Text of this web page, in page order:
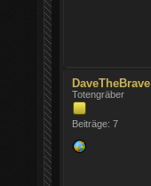
DaveTheBrave
Totengräber
Beiträge: 7